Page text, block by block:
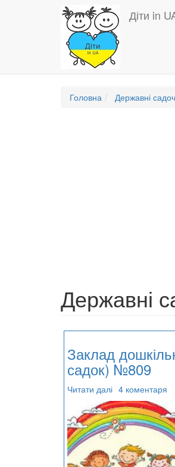
Діти in
Основная
навигация
Головна Державні
Державні
Заклад
садок) №809
Читати далі про
Заклад
дошкільної
освіти
(ясла-
садок)
№809
4 коментаря